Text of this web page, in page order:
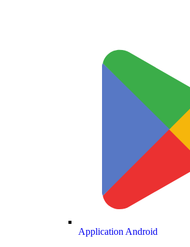
Application Android